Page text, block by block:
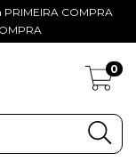
PRIMEIRA COMPRA
0